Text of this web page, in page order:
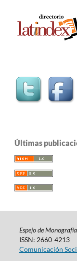
Últimas
Espejo de
ISSN: 2660-4213
Comunicación